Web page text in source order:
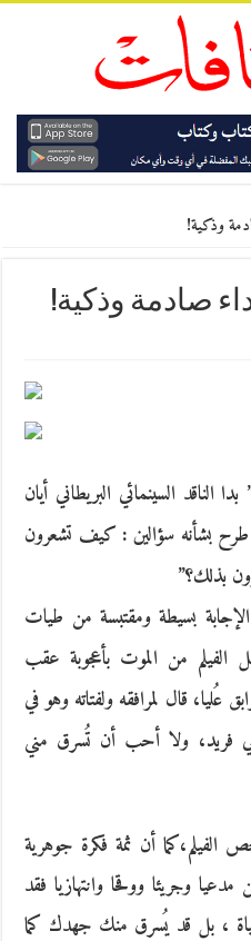
وذكية!
صادمة وذكية!
الناقد السينمائي البريطاني أيان
طرح بشأنه سؤالين : كيف تشعرون
بذلك؟”
بسيطة ومقتبسة من طيات
الفيلم من الموت بأعجوبة عقب
عُليا، قال لمرافقه ولفتاته وهو في
فريد، ولا أحب أن تُسرق مني
الفيلم،كما أن ثمة فكرة جوهرية
وجريئا ووقحا وانتهازيا فقد
، بل قد يُسرق منك جهدك كما